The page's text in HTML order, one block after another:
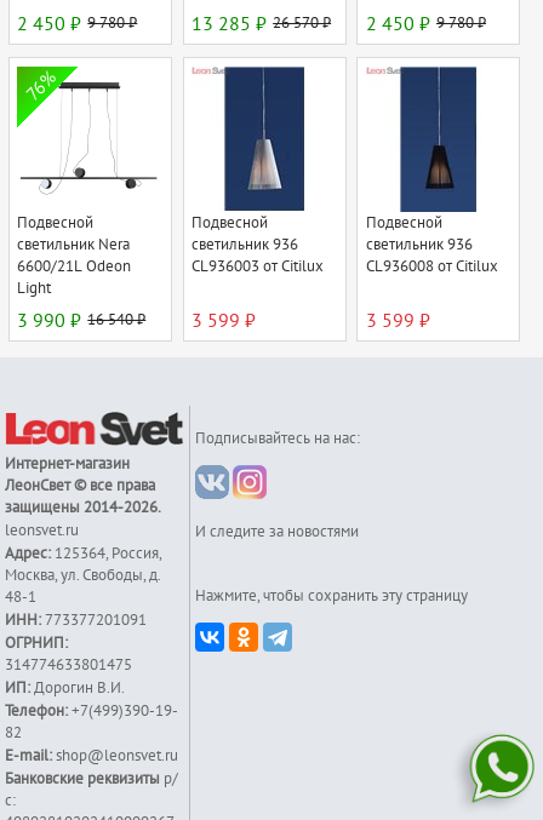
2 450 ₽ 9 780 ₽ 13 285 ₽ 26 570 ₽ 2 450 ₽ 9 780 ₽
76%
Подвесной
светильник Nera
6600/21L Odeon
Light
3 990 ₽ 16 540 ₽
Подвесной
светильник 936
CL936003 от Citilux
3 599 ₽
Подвесной
светильник 936
CL936008 от Citilux
3 599 ₽
Интернет-магазин
ЛеонСвет© все права
защищены 2014-2026.
leonsvet.ru
Адрес: 125364,Россия,
Москва,ул. Свободы, д.
48-1
ИНН:773377201091
ОГРНИП:
314774633801475
ИП:Дорогин В.И.
Телефон: +7(499)390-19-
82
E-mail: shop@leonsvet.ru
Банковские реквизиты р/
с:
Подписывайтесь на нас:
И следите за новостями
Нажмите, чтобы сохранить эту страницу